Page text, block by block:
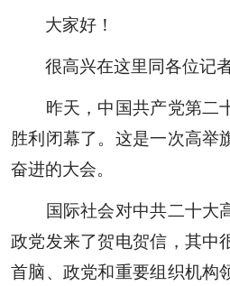
大家好！
很高兴在这里同各位记者
昨天，中国共产党第二
胜利闭幕了。这是一次高举
奋进的大会。
国际社会对中共二十大
政党发来了贺电贺信，其中
首脑、政党和重要组织机构